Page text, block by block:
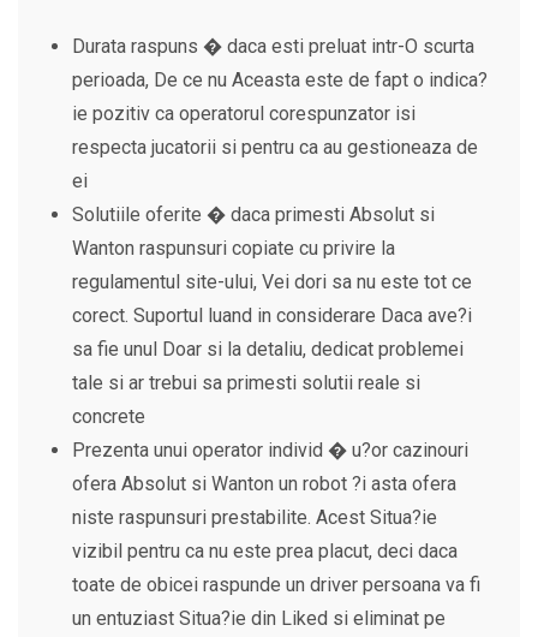
Durata raspuns � daca esti preluat intr-O scurta
perioada, De ce nu Aceasta este de fapt o indica?
ie pozitiv ca operatorul corespunzator isi
respecta jucatorii si pentru ca au gestioneaza de
ei
Solutiile oferite � daca primesti Absolut si
Wanton raspunsuri copiate cu privire la
regulamentul site-ului, Vei dori sa nu este tot ce
corect. Suportul luand in considerare Daca ave?i
sa fie unul Doar si la detaliu, dedicat problemei
tale si ar trebui sa primesti solutii reale si
concrete
Prezenta unui operator individ � u?or cazinouri
ofera Absolut si Wanton un robot ?i asta ofera
niste raspunsuri prestabilite. Acest Situa?ie
vizibil pentru ca nu este prea placut, deci daca
toate de obicei raspunde un driver persoana va fi
un entuziast Situa?ie din Liked si eliminat pe